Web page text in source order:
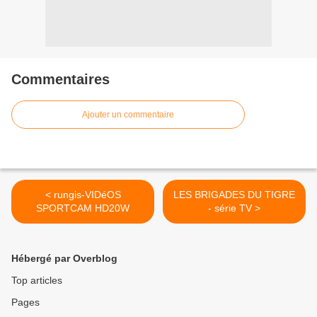
Commentaires
Ajouter un commentaire
< rungis-VIDéOS
SPORTCAM HD20W
LES BRIGADES DU TIGRE
- série TV >
Hébergé par Overblog
Top articles
Pages